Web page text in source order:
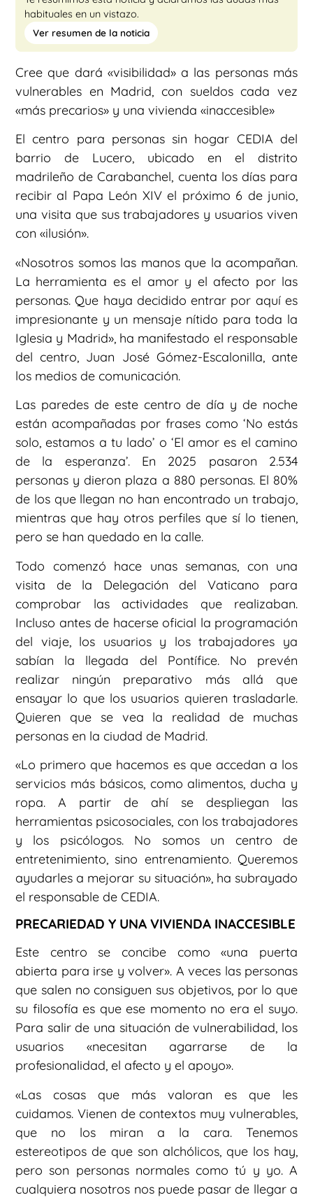
habituales en un vistazo.
Ver resumen de la noticia
Cree que dará «visibilidad» a las personas más
vulnerables en Madrid, con sueldos cada vez
«más precarios» y una vivienda «inaccesible»
El centro para personas sin hogar CEDIA del
barrio de Lucero, ubicado en el distrito
madrileño de Carabanchel, cuenta los días para
recibir al Papa León XIV el próximo 6 de junio,
una visita que sus trabajadores y usuarios viven
con «ilusión».
«Nosotros somos las manos que la acompañan.
La herramienta es el amor y el afecto por las
personas. Que haya decidido entrar por aquí es
impresionante y un mensaje nítido para toda la
Iglesia y Madrid», ha manifestado el responsable
del centro, Juan José Gómez-Escalonilla, ante
los medios de comunicación.
Las paredes de este centro de día y de noche
están acompañadas por frases como ‘No estás
solo, estamos a tu lado’ o ‘El amor es el camino
de la esperanza’. En 2025 pasaron 2.534
personas y dieron plaza a 880 personas. El 80%
de los que llegan no han encontrado un trabajo,
mientras que hay otros perfiles que sí lo tienen,
pero se han quedado en la calle.
Todo comenzó hace unas semanas, con una
visita de la Delegación del Vaticano para
comprobar las actividades que realizaban.
Incluso antes de hacerse oficial la programación
del viaje, los usuarios y los trabajadores ya
sabían la llegada del Pontífice. No prevén
realizar ningún preparativo más allá que
ensayar lo que los usuarios quieren trasladarle.
Quieren que se vea la realidad de muchas
personas en la ciudad de Madrid.
«Lo primero que hacemos es que accedan a los
servicios más básicos, como alimentos, ducha y
ropa. A partir de ahí se despliegan las
herramientas psicosociales, con los trabajadores
y los psicólogos. No somos un centro de
entretenimiento, sino entrenamiento. Queremos
ayudarles a mejorar su situación», ha subrayado
el responsable de CEDIA.
PRECARIEDAD Y UNA VIVIENDA INACCESIBLE
Este centro se concibe como «una puerta
abierta para irse y volver». A veces las personas
que salen no consiguen sus objetivos, por lo que
su filosofía es que ese momento no era el suyo.
Para salir de una situación de vulnerabilidad, los
usuarios «necesitan agarrarse de la
profesionalidad, el afecto y el apoyo».
«Las cosas que más valoran es que les
cuidamos. Vienen de contextos muy vulnerables,
que no los miran a la cara. Tenemos
estereotipos de que son alchólicos, que los hay,
pero son personas normales como tú y yo. A
cualquiera nosotros nos puede pasar de llegar a